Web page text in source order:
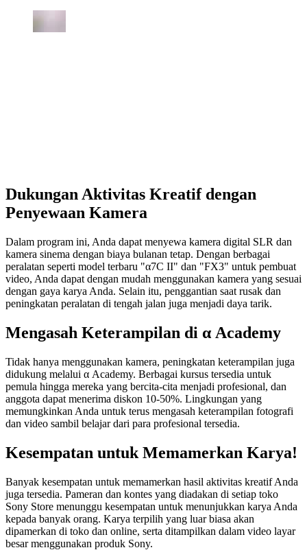
Dukungan Aktivitas Kreatif dengan
Penyewaan Kamera
Dalam program ini, Anda dapat menyewa kamera digital SLR dan
kamera sinema dengan biaya bulanan tetap. Dengan berbagai
peralatan seperti model terbaru "α7C II" dan "FX3" untuk pembuat
video, Anda dapat dengan mudah menggunakan kamera yang sesuai
dengan gaya karya Anda. Selain itu, penggantian saat rusak dan
peningkatan peralatan di tengah jalan juga menjadi daya tarik.
Mengasah Keterampilan di α Academy
Tidak hanya menggunakan kamera, peningkatan keterampilan juga
didukung melalui α Academy. Berbagai kursus tersedia untuk
pemula hingga mereka yang bercita-cita menjadi profesional, dan
anggota dapat menerima diskon 10-50%. Lingkungan yang
memungkinkan Anda untuk terus mengasah keterampilan fotografi
dan video sambil belajar dari para profesional tersedia.
Kesempatan untuk Memamerkan Karya!
Banyak kesempatan untuk memamerkan hasil aktivitas kreatif Anda
juga tersedia. Pameran dan kontes yang diadakan di setiap toko
Sony Store menunggu kesempatan untuk menunjukkan karya Anda
kepada banyak orang. Karya terpilih yang luar biasa akan
dipamerkan di toko dan online, serta ditampilkan dalam video layar
besar menggunakan produk Sony.